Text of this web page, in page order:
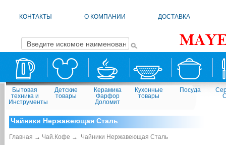
КОНТАКТЫ О КОМПАНИИ ДОСТАВКА
Бытовая
техника и
Инструменты
Детские
товары
Керамика
Фарфор
Доломит
Кухонные
товары
Посуда
Чайники Нержавеющая Сталь
Главная → Чай.Кофе → Чайники Нержавеющая Сталь